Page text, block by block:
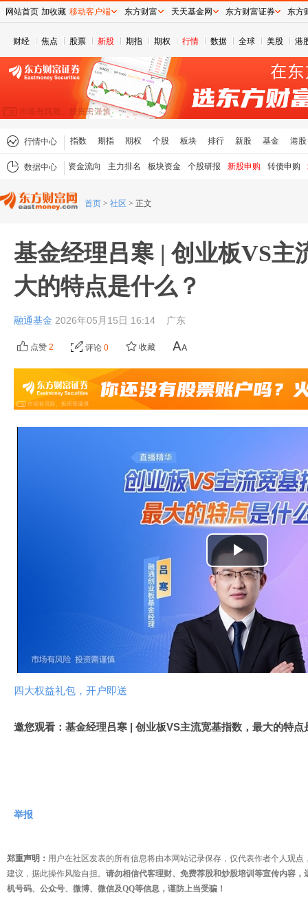
财经 焦点 股票 新股 期指 期权 行情 数据 全球 美股 港
行情中心 指数 期指 期权 个股 板块 排行 新股 基金 港股
数据中心 资金流向 主力排名 板块资金 个股研报 新股申购 转债申购
首页 > 社区 > 正文
基金经理吕寒 | 创业板VS主
大的特点是什么？
融通基金 2026年05月15日 16:14 广东
点赞 2 评论 0 收藏
播
放
视
频
四大权益礼包，开户即送
邀您观看：基金经理吕寒 | 创业板VS主流宽基指数，最大的特点
举报
郑重声明： 用户在社区发表的所有信息将由本网站记录保存，仅代表作者个人观
建议，据此操作风险自担。 请勿相信代客理财、免费荐股和炒股培训等宣传内容
机号码、公众号、微博、微信及QQ等信息，谨防上当受骗！
网站首页 加收藏 移动客户端 东方财富 天天基金网 东方财富证券 东方